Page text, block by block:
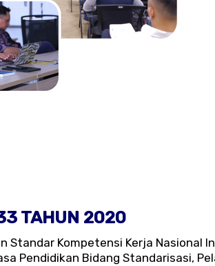
TAHUN 2020
Standar Kompetensi Kerja Nasional
Pendidikan Bidang Standarisasi,